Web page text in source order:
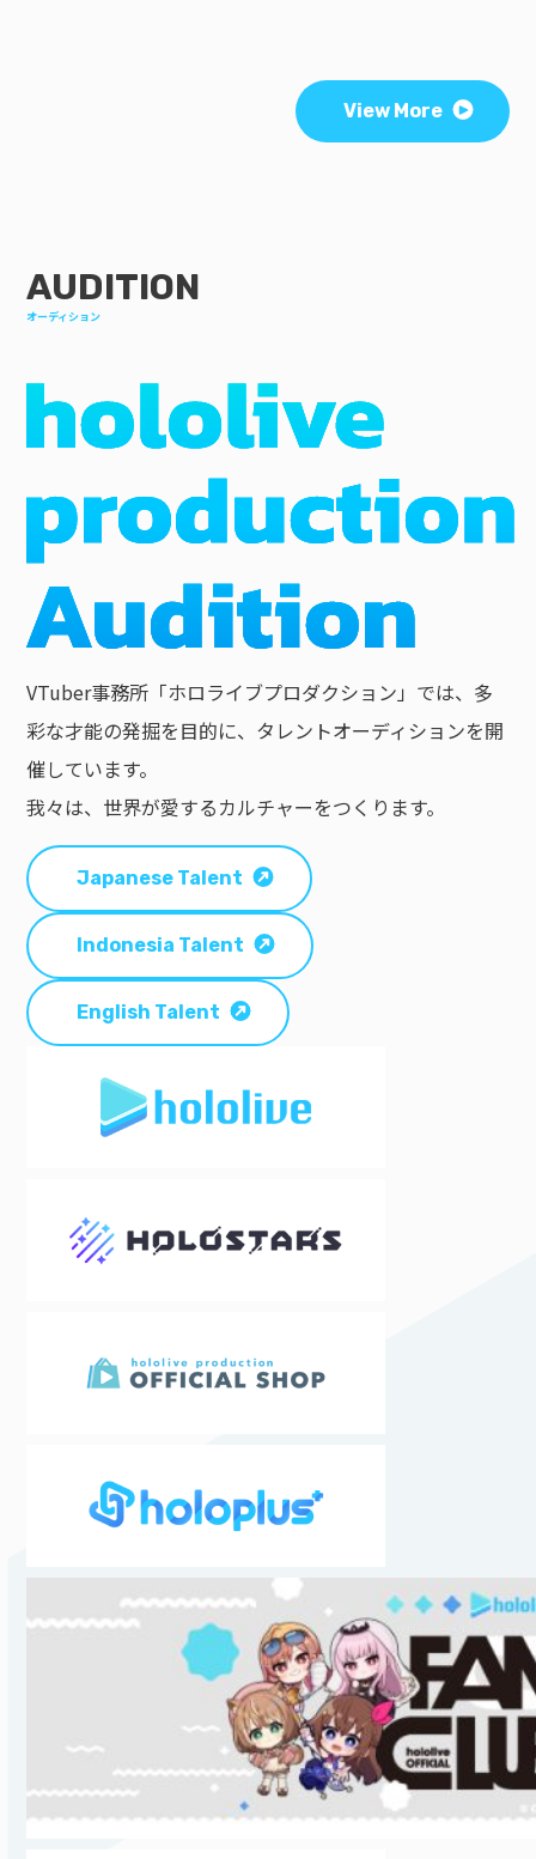
View More
AUDITION
オーディション
VTuber事務所「ホロライブプロダクション」では、多
彩な才能の発掘を目的に、タレントオーディションを開
催しています。
我々は、世界が愛するカルチャーをつくります。
Japanese Talent
Indonesia Talent
English Talent